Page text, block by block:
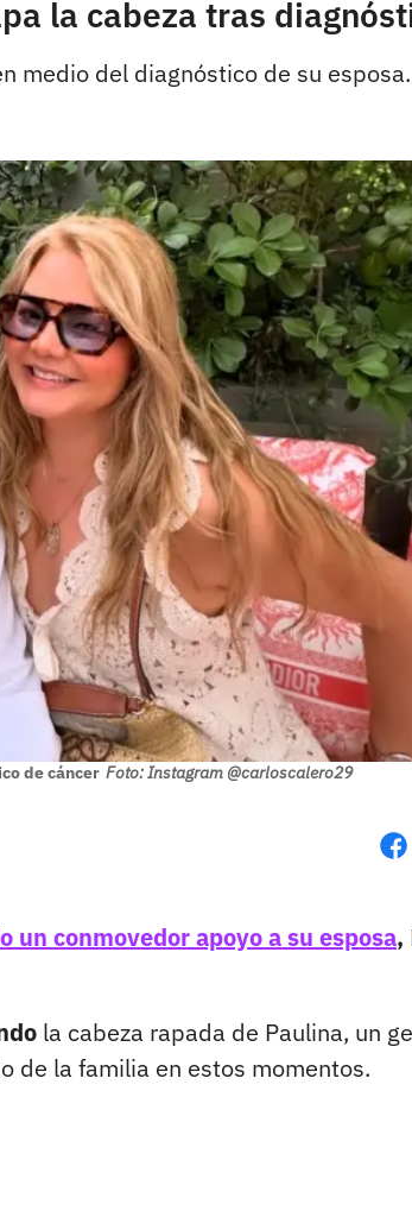
la cabeza tras
medio del diagnóstico de su esposa.
de cáncer Foto: Instagram @carloscalero29
un conmovedor apoyo a su esposa,
la cabeza rapada de Paulina, un
de la familia en estos momentos.